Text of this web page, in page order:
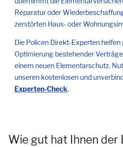
Reparatur oder
zerstörten Haus- oder
Die Policen Direkt-Experten helfen
Optimierung bestehender
einem neuen Elementarschutz.
unseren kostenlosen und
Experten-Check.
Wie gut hat Ihnen der